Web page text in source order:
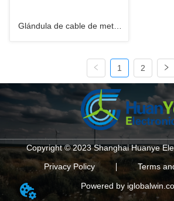
Glándula de cable de metal
1 2
Copyright © 2023 Shanghai Huanye
Privacy Policy
Terms
Powered by